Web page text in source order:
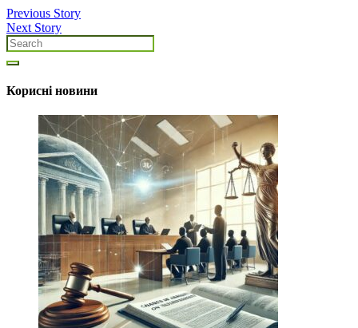
Previous Story
Next Story
Корисні новини